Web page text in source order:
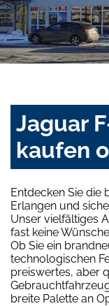
Jaguar
kaufen
Entdecken Sie die
Erlangen und
Unser vielfältiges
fast keine
Ob Sie ein
technologischen
preiswertes, aber
breite Palette an